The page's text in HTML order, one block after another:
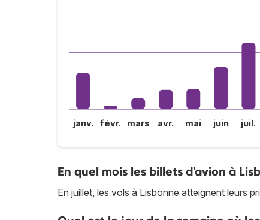
janv. févr. mars avr. mai juin juil.
En quel mois les billets d'avion à
En juillet, les vols à Lisbonne atteignent leurs